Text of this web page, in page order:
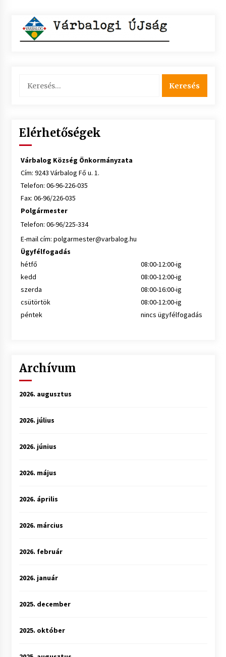
Elérhetőségek
Várbalog Község Önkormányzata
Cím: 9243 Várbalog Fő u. 1.
Telefon: 06-96-226-035
Fax: 06-96/226-035
Polgármester
Telefon: 06-96/225-334
E-mail cím: polgarmester@varbalog.hu
Ügyfélfogadás
hétfő
08:00-12:00-ig
kedd
08:00-12:00-ig
szerda
08:00-16:00-ig
csütörtök
08:00-12:00-ig
péntek
nincs ügyfélfogadás
Archívum
2026. augusztus
2026. július
2026. június
2026. május
2026. április
2026. március
2026. február
2026. január
2025. december
2025. október